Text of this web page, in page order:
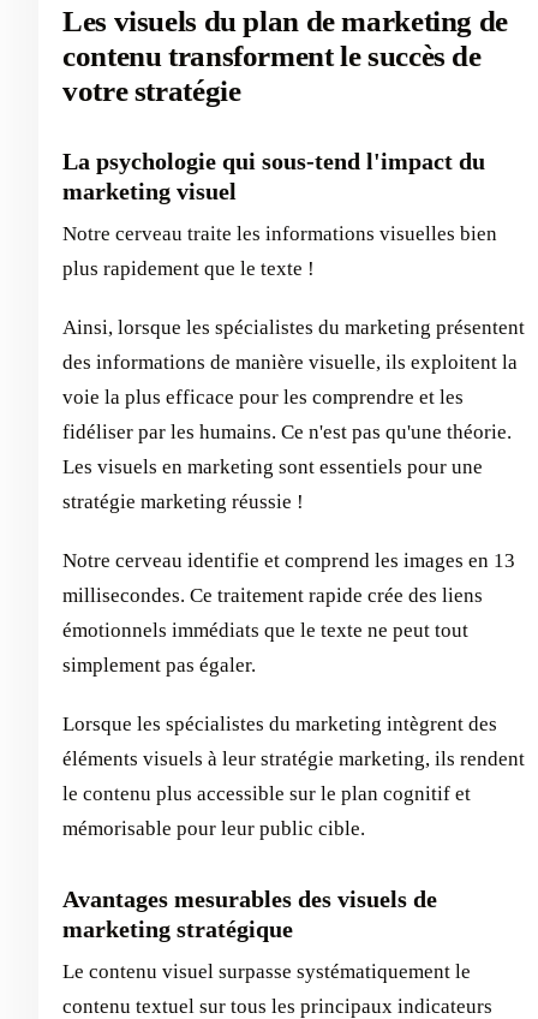
Les visuels du plan de marketing de
contenu transforment le succès de
votre stratégie
La psychologie qui sous-tend l'impact du
marketing visuel
Notre cerveau traite les informations visuelles bien
plus rapidement que le texte !
Ainsi, lorsque les spécialistes du marketing présentent
des informations de manière visuelle, ils exploitent la
voie la plus efficace pour les comprendre et les
fidéliser par les humains. Ce n'est pas qu'une théorie.
Les visuels en marketing sont essentiels pour une
stratégie marketing réussie !
Notre cerveau identifie et comprend les images en 13
millisecondes. Ce traitement rapide crée des liens
émotionnels immédiats que le texte ne peut tout
simplement pas égaler.
Lorsque les spécialistes du marketing intègrent des
éléments visuels à leur stratégie marketing, ils rendent
le contenu plus accessible sur le plan cognitif et
mémorisable pour leur public cible.
Avantages mesurables des visuels de
marketing stratégique
Le contenu visuel surpasse systématiquement le
contenu textuel sur tous les principaux indicateurs